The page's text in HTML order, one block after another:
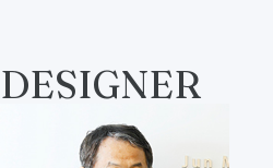
DESIGNER